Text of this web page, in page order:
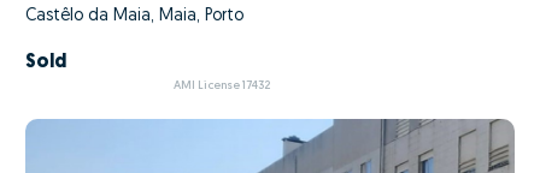
Castêlo da Maia, Maia, Porto
Sold
AMI License 17432